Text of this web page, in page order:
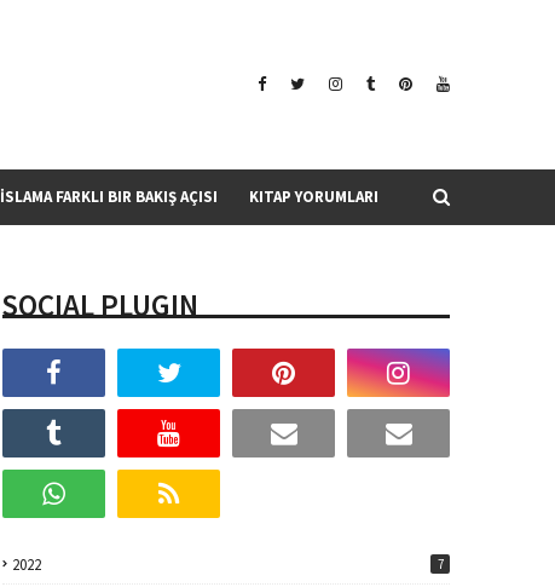
İSLAMA FARKLI BIR BAKIŞ AÇISI KITAP YORUMLARI
SOCIAL PLUGIN
2022 7